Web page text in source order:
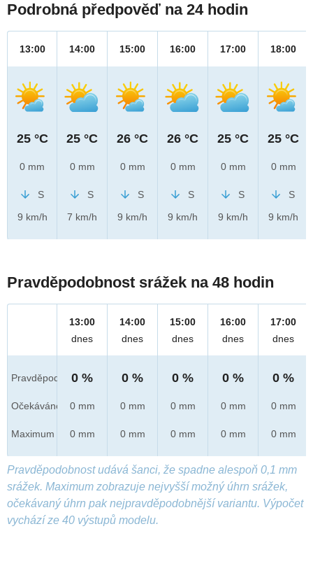
Podrobná předpověď na 24 hodin
13:00
25 °C
0 mm
S
9 km/h
14:00
25 °C
0 mm
S
7 km/h
15:00
26 °C
0 mm
S
9 km/h
16:00
26 °C
0 mm
S
9 km/h
17:00
25 °C
0 mm
S
9 km/h
18:00
25 °C
0 mm
S
9 km/h
Pravděpodobnost srážek na 48 hodin
Pravděpod.
Očekáváno
Maximum
13:00
dnes
0 %
0 mm
0 mm
14:00
dnes
0 %
0 mm
0 mm
15:00
dnes
0 %
0 mm
0 mm
16:00
dnes
0 %
0 mm
0 mm
17:00
dnes
0 %
0 mm
0 mm
Pravděpodobnost udává šanci, že spadne alespoň 0,1 mm
srážek. Maximum zobrazuje nejvyšší možný úhrn srážek,
očekávaný úhrn pak nejpravděpodobnější variantu. Výpočet
vychází ze 40 výstupů modelu.